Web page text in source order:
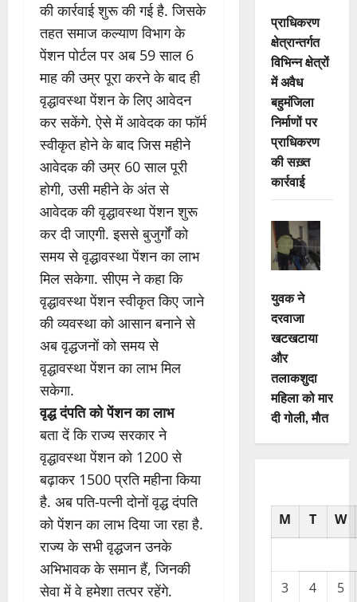
की कार्रवाई शुरू की गई है. जिसके
तहत समाज कल्याण विभाग के
पेंशन पोर्टल पर अब 59 साल 6
माह की उम्र पूरा करने के बाद ही
वृद्धावस्था पेंशन के लिए आवेदन
कर सकेंगे. ऐसे में आवेदक का फॉर्म
स्वीकृत होने के बाद जिस महीने
आवेदक की उम्र 60 साल पूरी
होगी, उसी महीने के अंत से
आवेदक की वृद्धावस्था पेंशन शुरू
कर दी जाएगी. इससे बुजुर्गों को
समय से वृद्धावस्था पेंशन का लाभ
मिल सकेगा. सीएम ने कहा कि
वृद्धावस्था पेंशन स्वीकृत किए जाने
की व्यवस्था को आसान बनाने से
अब वृद्धजनों को समय से
वृद्धावस्था पेंशन का लाभ मिल
सकेगा.
वृद्ध दंपति को पेंशन का लाभ
बता दें कि राज्य सरकार ने
वृद्धावस्था पेंशन को 1200 से
बढ़ाकर 1500 प्रति महीना किया
है. अब पति-पत्नी दोनों वृद्ध दंपति
को पेंशन का लाभ दिया जा रहा है.
राज्य के सभी वृद्धजन उनके
अभिभावक के समान हैं, जिनकी
सेवा में वे हमेशा तत्पर रहेंगे.
प्राधिकरण
क्षेत्रान्तर्गत
विभिन्न क्षेत्रों
में अवैध
बहुमंजिला
निर्माणों पर
प्राधिकरण
की सख़्त
कार्रवाई
युवक ने
दरवाजा
खटखटाया
और
तलाकशुदा
महिला को मार
दी गोली, माैत
M T W
3 4
5